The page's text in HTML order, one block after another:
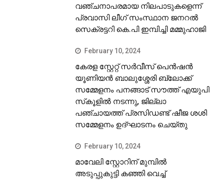
വഞ്ചനാപരമായ നിലപാടുകളെന്ന്
പ്രവാസി ലീഗ് സംസ്ഥാന ജനറല്‍
സെക്രട്ടറി കെ.പി ഇമ്പിച്ചി മമ്മുഹാജി
February 10, 2024
കേരള സ്റ്റേറ്റ് സര്‍വീസ് പെന്‍ഷന്‍
യൂണിയന്‍ ബാലുശ്ശേരി ബ്ലോക്ക്
സമ്മേളനം പനങ്ങാട് സൗത്ത് എയുപി
സ്‌കൂളില്‍ നടന്നു, ജില്ലാ
പഞ്ചായത്ത് പ്രസിഡണ്ട് ഷീജ ശശി
സമ്മേളനം ഉദ്ഘാടനം ചെയ്തു
February 10, 2024
മാവേലി സ്റ്റോറിന് മുമ്പില്‍
അടുപ്പുകുട്ടി കഞ്ഞി വെച്ച്